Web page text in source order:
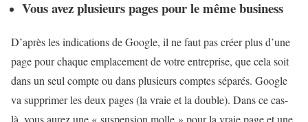
Vous avez plusieurs pages pour le même business
D’après les indications de Google, il ne faut pas créer plus d’une
page pour chaque emplacement de votre entreprise, que cela soit
dans un seul compte ou dans plusieurs comptes séparés. Google
va supprimer les deux pages (la vraie et la double). Dans ce cas-
là, vous aurez une « suspension molle » pour la vraie page et une